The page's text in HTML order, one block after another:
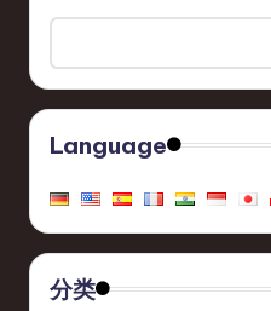
Language
分类